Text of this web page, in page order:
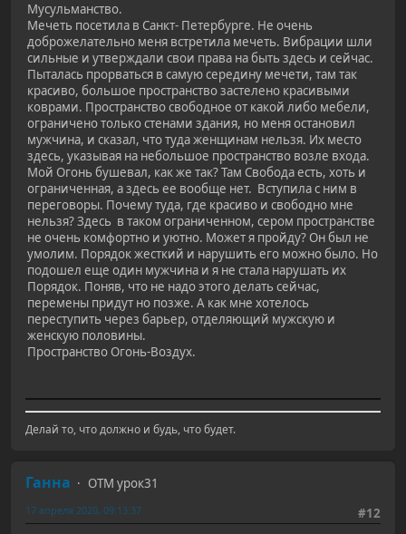
Мусульманство.
Мечеть посетила в Санкт- Петербурге. Не очень
доброжелательно меня встретила мечеть. Вибрации шли
сильные и утверждали свои права на быть здесь и сейчас.
Пыталась прорваться в самую середину мечети, там так
красиво, большое пространство застелено красивыми
коврами. Пространство свободное от какой либо мебели,
ограничено только стенами здания, но меня остановил
мужчина, и сказал, что туда женщинам нельзя. Их место
здесь, указывая на небольшое пространство возле входа.
Мой Огонь бушевал, как же так? Там Свобода есть, хоть и
ограниченная, а здесь ее вообще нет. Вступила с ним в
переговоры. Почему туда, где красиво и свободно мне
нельзя? Здесь в таком ограниченном, сером пространстве
не очень комфортно и уютно. Может я пройду? Он был не
умолим. Порядок жесткий и нарушить его можно было. Но
подошел еще один мужчина и я не стала нарушать их
Порядок. Поняв, что не надо этого делать сейчас,
перемены придут но позже. А как мне хотелось
переступить через барьер, отделяющий мужскую и
женскую половины.
Пространство Огонь-Воздух.
Делай то, что должно и будь, что будет.
Ганна
ОТМ урок31
#12
17 апреля 2020, 09:13:37